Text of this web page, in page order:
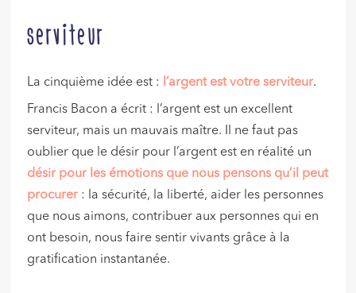
serviteur
La cinquième idée est : l’argent est votre serviteur.
Francis Bacon a écrit : l’argent est un excellent
serviteur, mais un mauvais maître. Il ne faut pas
oublier que le désir pour l’argent est en réalité un
désir pour les émotions que nous pensons qu’il peut
procurer: la sécurité, la liberté, aider les personnes
que nous aimons, contribuer aux personnes qui en
ont besoin, nous faire sentir vivants grâce à la
gratification instantanée.